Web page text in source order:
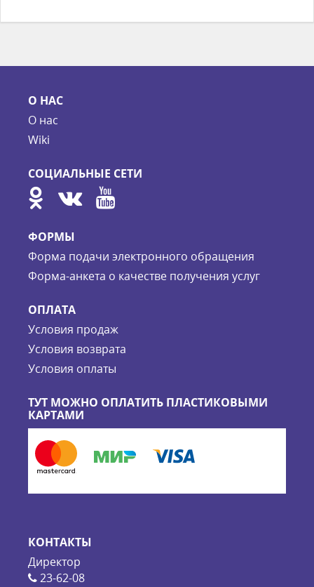
О НАС
О нас
Wiki
СОЦИАЛЬНЫЕ СЕТИ
ФОРМЫ
Форма подачи электронного обращения
Форма-анкета о качестве получения услуг
ОПЛАТА
Условия продаж
Условия возврата
Условия оплаты
ТУТ МОЖНО ОПЛАТИТЬ ПЛАСТИКОВЫМИ
КАРТАМИ
КОНТАКТЫ
Директор
23-62-08